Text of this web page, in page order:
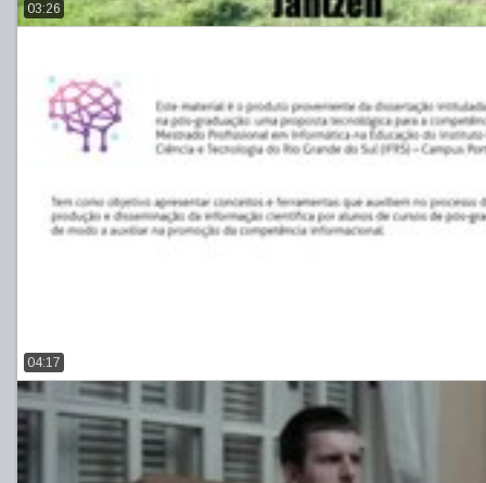
03:26
04:17